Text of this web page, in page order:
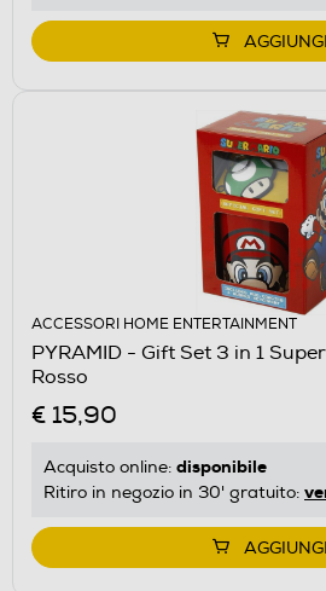
AGGIUNGI
ACCESSORI HOME ENTERTAINMENT
PYRAMID - Gift Set 3 in 1
Rosso
€ 15,90
Acquisto online: disponibile
Ritiro in negozio in 30' gratuito:
AGGIUNGI